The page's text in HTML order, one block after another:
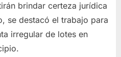
brindar certeza jurídica
se destacó el trabajo para
irregular de lotes en